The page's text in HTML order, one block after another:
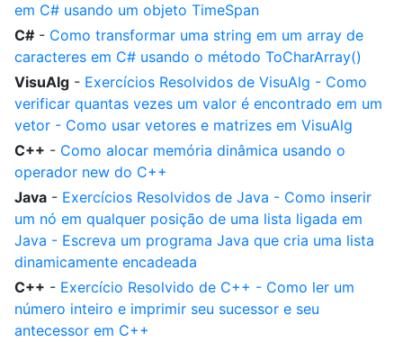
em C# usando um objeto TimeSpan
C# - Como transformar uma string em um array de
caracteres em C# usando o método ToCharArray()
VisuAlg - Exercícios Resolvidos de VisuAlg - Como
verificar quantas vezes um valor é encontrado em um
vetor - Como usar vetores e matrizes em VisuAlg
C++ - Como alocar memória dinâmica usando o
operador new do C++
Java - Exercícios Resolvidos de Java - Como inserir
um nó em qualquer posição de uma lista ligada em
Java - Escreva um programa Java que cria uma lista
dinamicamente encadeada
C++ - Exercício Resolvido de C++ - Como ler um
número inteiro e imprimir seu sucessor e seu
antecessor em C++